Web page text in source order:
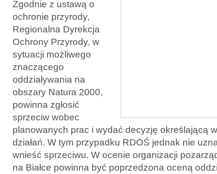
Zgodnie z ustawą o
ochronie przyrody,
Regionalna Dyrekcja
Ochrony Przyrody, w
sytuacji możliwego
znaczącego
oddziaływania na
obszary Natura 2000,
powinna zgłosić
sprzeciw wobec
planowanych prac i wydać decyzję określającą
działań. W tym przypadku RDOŚ jednak nie
wnieść sprzeciwu. W ocenie organizacji
na Białce powinna być poprzedzona oceną